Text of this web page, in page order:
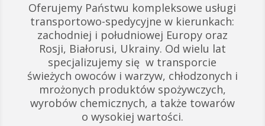
Oferujemy Państwu kompleksowe usługi
transportowo-spedycyjne w kierunkach:
zachodniej i południowej Europy oraz
Rosji, Białorusi, Ukrainy. Od wielu lat
specjalizujemy się w transporcie
świeżych owoców i warzyw, chłodzonych i
mrożonych produktów spożywczych,
wyrobów chemicznych, a także towarów
o wysokiej wartości.